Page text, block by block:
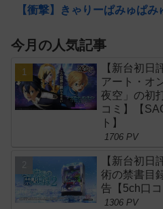
【衝撃】きゃりーぱみゅぱ
今月の人気記事
【新台初日
アート・オ
夜空」の初
コミ】【
ト】
1706 PV
【新台初日
術の禁書目
告【5ch口
1306 PV